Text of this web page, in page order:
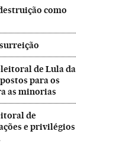
como
de Lula da
para os
as minorias
de
e privilégios